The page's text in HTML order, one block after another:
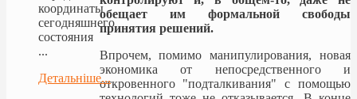
обещает им формальной свободы
принятия решений.
Впрочем, помимо манипулирования, новая
экономика от непосредственного и
откровенного "подталкивания" с помощью
координаты
сегодняшнего
состояния
...
Детальніше...